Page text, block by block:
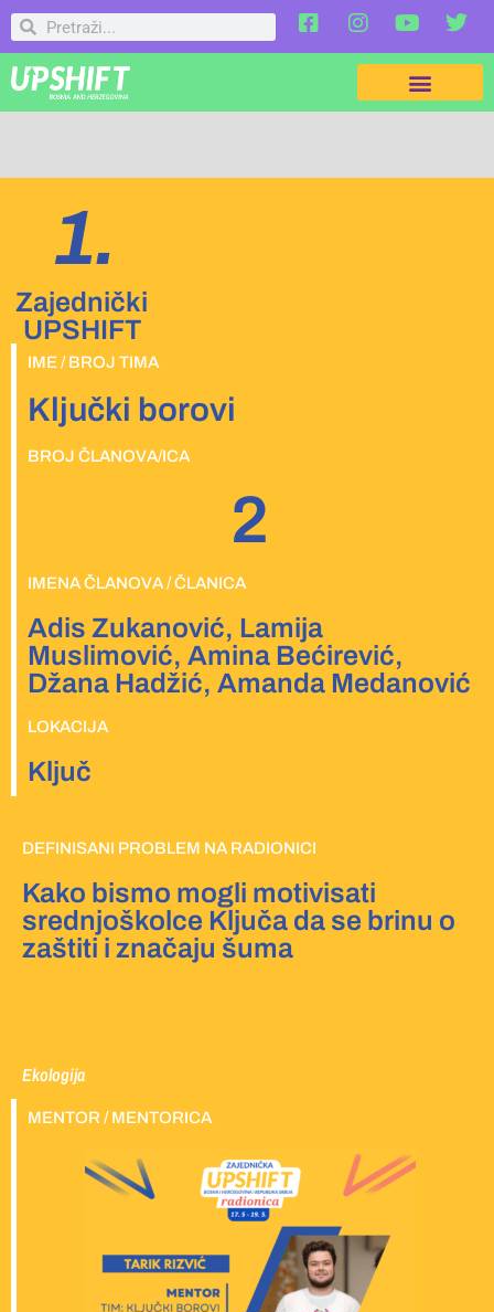
1.
Zajednički
UPSHIFT
IME / BROJ TIMA
Ključki borovi
BROJ ČLANOVA/ICA
2
IMENA ČLANOVA / ČLANICA
Adis Zukanović, Lamija
Muslimović, Amina Bećirević,
Džana Hadžić, Amanda Medanović
LOKACIJA
Ključ
DEFINISANI PROBLEM NA RADIONICI
Kako bismo mogli motivisati
srednjoškolce Ključa da se brinu o
zaštiti i značaju šuma
Ekologija
MENTOR / MENTORICA